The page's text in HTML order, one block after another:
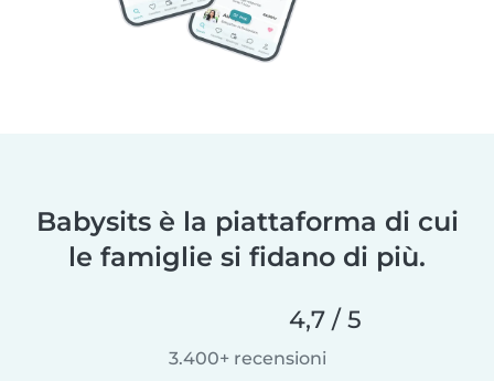
Babysits è la piattaforma di cui
le famiglie si fidano di più.
4,7 / 5
3.400+ recensioni